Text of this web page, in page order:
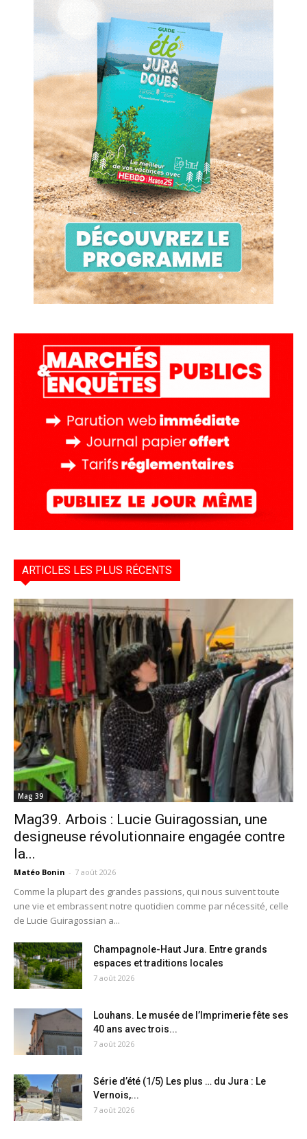
ARTICLES LES PLUS RÉCENTS
Mag 39
Mag39. Arbois : Lucie Guiragossian, une
designeuse révolutionnaire engagée contre
la...
Matéo Bonin - 7 août 2026
Comme la plupart des grandes passions, qui nous suivent toute
une vie et embrassent notre quotidien comme par nécessité, celle
de Lucie Guiragossian a...
Champagnole-Haut Jura. Entre grands
espaces et traditions locales
7 août 2026
Louhans. Le musée de l’Imprimerie fête ses
40 ans avec trois...
7 août 2026
Série d’été (1/5) Les plus … du Jura : Le
Vernois,...
7 août 2026